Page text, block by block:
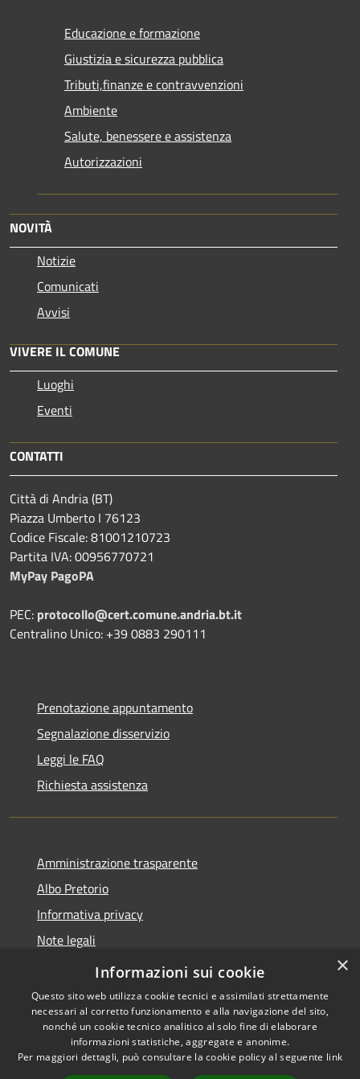
Educazione e formazione
Giustizia e sicurezza pubblica
Tributi,finanze e contravvenzioni
Ambiente
Salute, benessere e assistenza
Autorizzazioni
NOVITÀ
Notizie
Comunicati
Avvisi
VIVERE IL COMUNE
Luoghi
Eventi
CONTATTI
Città di Andria (BT)
Piazza Umberto I 76123
Codice Fiscale: 81001210723
Partita IVA: 00956770721
MyPay PagoPA
PEC: protocollo@cert.comune.andria.bt.it
Centralino Unico: +39 0883 290111
Prenotazione appuntamento
Segnalazione disservizio
Leggi le FAQ
Richiesta assistenza
Amministrazione trasparente
Albo Pretorio
Informativa privacy
Note legali
Dichiarazione di accessibilità
Accessibilità
Copyright © 2026 • Città di
Andria • Powered by
×
Informazioni sui cookie
Questo sito web utilizza cookie tecnici e assimilati strettamente
necessari al corretto funzionamento e alla navigazione del sito,
nonché un cookie tecnico analitico al solo fine di elaborare
informazioni statistiche, aggregate e anonime.
Per maggiori dettagli, può consultare la cookie policy al seguente link